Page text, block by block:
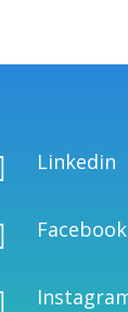
Linkedin
Facebook